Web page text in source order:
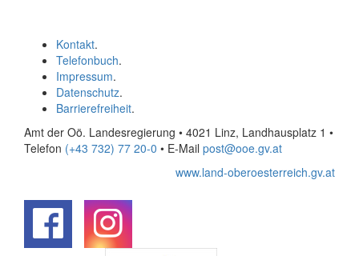
Kontakt.
Telefonbuch.
Impressum.
Datenschutz.
Barrierefreiheit.
Amt der Oö. Landesregierung • 4021 Linz, Landhausplatz 1 •
Telefon (+43 732) 77 20-0 • E-Mail post@ooe.gv.at
www.land-oberoesterreich.gv.at